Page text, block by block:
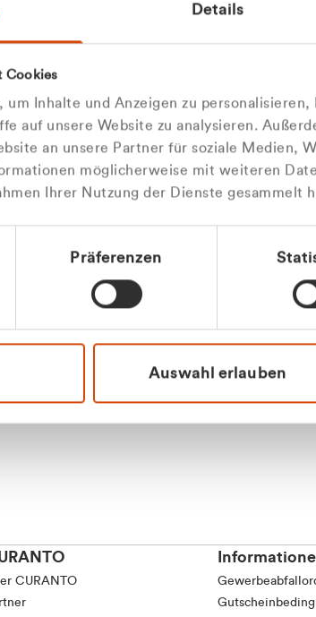
Details
Cookies
um Inhalte und Anzeigen zu
auf unsere Website zu analysieren.
an unsere Partner für soziale Medien,
möglicherweise mit weiteren
Ihrer Nutzung der Dienste gesammelt
Präferenzen
Auswahl erlauben
Fehler an. Wir entschuldigen uns für
Abfallberater
kontaktieren Sie
Wir sind gerne für Sie da
CURANTO